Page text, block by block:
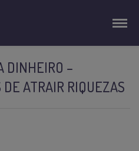
DINHEIRO –
ATRAIR RIQUEZAS